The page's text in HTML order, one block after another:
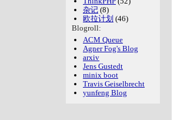
杂记 (8)
欧拉计划 (46)
Blogroll:
ACM Queue
Agner Fog's Blog
arxiv
Jens Gustedt
minix boot
Travis Geiselbrecht
yunfeng Blog